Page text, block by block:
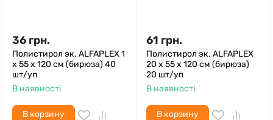
36 грн.
Полистирол эк. ALFAPLEX 1
х 55 х 120 см (бирюза) 40
шт/уп
В наявності
В корзину
61 грн.
Полистирол эк. ALFAPLEX
20 х 55 х 120 см (бирюза)
20 шт/уп
В наявності
В корзину